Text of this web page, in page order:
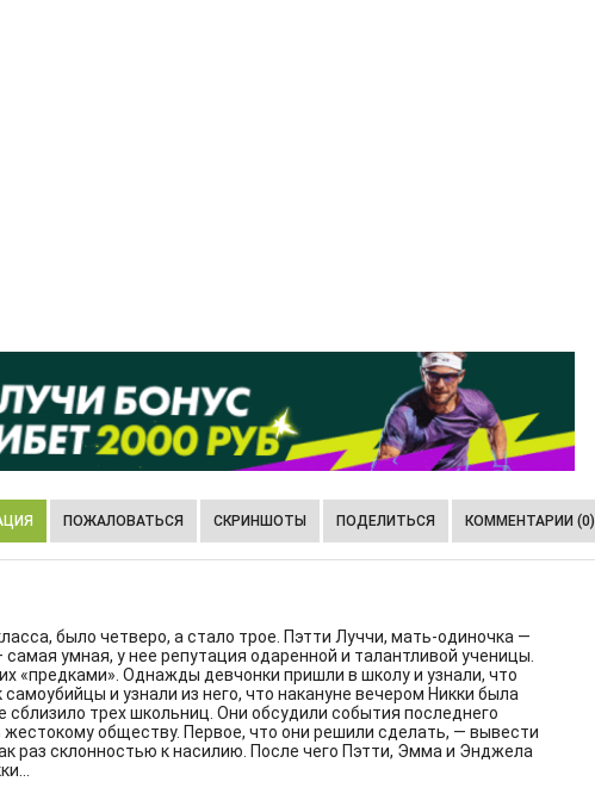
ПОЖАЛОВАТЬСЯ СКРИНШОТЫ ПОДЕЛИТЬСЯ КОММЕНТАРИИ (0)
было четверо, а стало трое. Пэтти Луччи, мать-одиночка —
умная, у нее репутация одаренной и талантливой ученицы.
«предками». Однажды девчонки пришли в школу и узнали, что
и узнали из него, что накануне вечером Никки была
трех школьниц. Они обсудили события последнего
обществу. Первое, что они решили сделать, — вывести
раз склонностью к насилию. После чего Пэтти, Эмма и Энджела